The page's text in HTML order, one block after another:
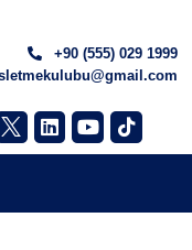
+90 (555) 029 1999